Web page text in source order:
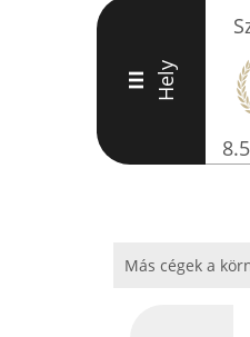
III Hely
8.5
Más cégek a